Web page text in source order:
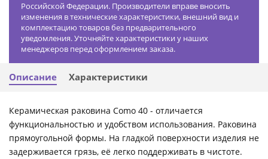
Российской Федерации. Производители вправе вносить
изменения в технические характеристики, внешний вид и
комплектацию товаров без предварительного
уведомления. Уточняйте характеристики у наших
менеджеров перед оформлением заказа.
Описание Характеристики
Керамическая раковина Como 40 - отличается
функциональностью и удобством использования. Раковина
прямоугольной формы. На гладкой поверхности изделия не
задерживается грязь, её легко поддерживать в чистоте.